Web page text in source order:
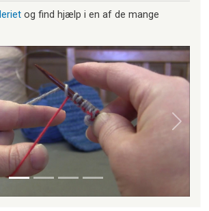
og find hjælp i en af de mange
Næste